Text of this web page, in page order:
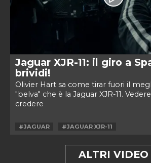
Jaguar XJR-11: il giro a
brividi!
Olivier Hart sa come tirar fuori il
"belva" che è la Jaguar XJR-11.
credere
#JAGUAR #JAGUAR XJR-11
ALTRI VIDEO